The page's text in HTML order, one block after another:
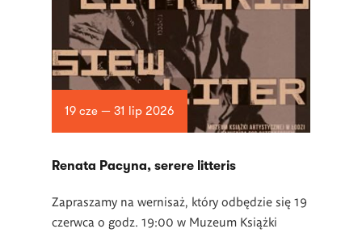
19 cze — 31 lip 2026
Renata Pacyna, serere litteris
Zapraszamy na wernisaż, który odbędzie się 19
czerwca o godz. 19:00 w Muzeum Książki